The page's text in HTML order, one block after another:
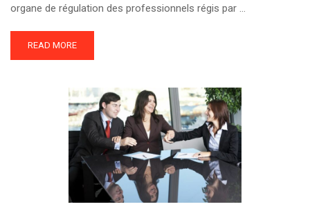
organe de régulation des professionnels régis par …
READ MORE